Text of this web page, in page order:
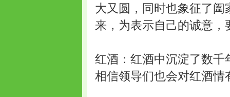
大又圆，同时也象征了
来，为表示自己的诚意
红酒：红酒中沉淀了数
相信领导们也会对红酒情